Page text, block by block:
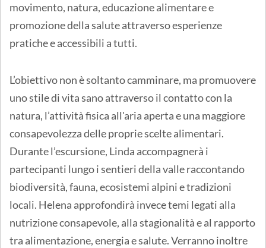
movimento, natura, educazione alimentare e
promozione della salute attraverso esperienze
pratiche e accessibili a tutti.
L’obiettivo non è soltanto camminare, ma promuovere
uno stile di vita sano attraverso il contatto con la
natura, l’attività fisica all'aria aperta e una maggiore
consapevolezza delle proprie scelte alimentari.
Durante l’escursione, Linda accompagnerà i
partecipanti lungo i sentieri della valle raccontando
biodiversità, fauna, ecosistemi alpini e tradizioni
locali. Helena approfondirà invece temi legati alla
nutrizione consapevole, alla stagionalità e al rapporto
tra alimentazione, energia e salute. Verranno inoltre